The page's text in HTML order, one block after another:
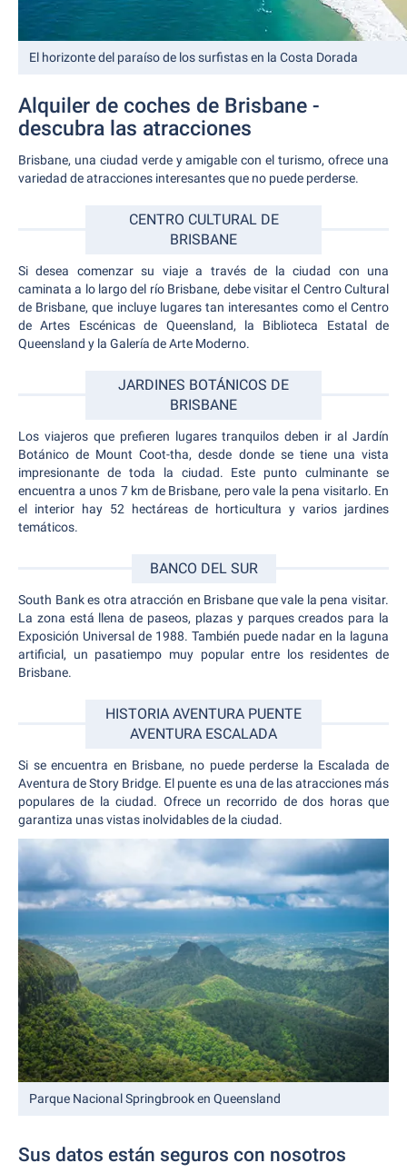
El horizonte del paraíso de los surfistas en la Costa Dorada
Alquiler de coches de Brisbane -
descubra las atracciones
Brisbane, una ciudad verde y amigable con el turismo, ofrece una
variedad de atracciones interesantes que no puede perderse.
CENTRO CULTURAL DE
BRISBANE
Si desea comenzar su viaje a través de la ciudad con una
caminata a lo largo del río Brisbane, debe visitar el Centro Cultural
de Brisbane, que incluye lugares tan interesantes como el Centro
de Artes Escénicas de Queensland, la Biblioteca Estatal de
Queensland y la Galería de Arte Moderno.
JARDINES BOTÁNICOS DE
BRISBANE
Los viajeros que prefieren lugares tranquilos deben ir al Jardín
Botánico de Mount Coot-tha, desde donde se tiene una vista
impresionante de toda la ciudad. Este punto culminante se
encuentra a unos 7 km de Brisbane, pero vale la pena visitarlo. En
el interior hay 52 hectáreas de horticultura y varios jardines
temáticos.
BANCO DEL SUR
South Bank es otra atracción en Brisbane que vale la pena visitar.
La zona está llena de paseos, plazas y parques creados para la
Exposición Universal de 1988. También puede nadar en la laguna
artificial, un pasatiempo muy popular entre los residentes de
Brisbane.
HISTORIA AVENTURA PUENTE
AVENTURA ESCALADA
Si se encuentra en Brisbane, no puede perderse la Escalada de
Aventura de Story Bridge. El puente es una de las atracciones más
populares de la ciudad. Ofrece un recorrido de dos horas que
garantiza unas vistas inolvidables de la ciudad.
Parque Nacional Springbrook en Queensland
Sus datos están seguros con nosotros